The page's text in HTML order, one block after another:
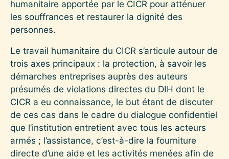
humanitaire apportée par le CICR pour atténuer
les souffrances et restaurer la dignité des
personnes.
Le travail humanitaire du CICR s’articule autour de
trois axes principaux : la protection, à savoir les
démarches entreprises auprès des auteurs
présumés de violations directes du DIH dont le
CICR a eu connaissance, le but étant de discuter
de ces cas dans le cadre du dialogue confidentiel
que l’institution entretient avec tous les acteurs
armés ; l’assistance, c’est-à-dire la fourniture
directe d’une aide et les activités menées afin de